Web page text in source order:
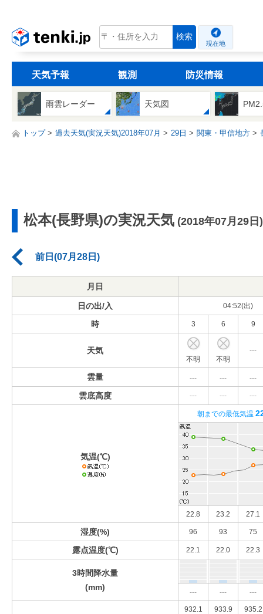
tenki.jp 検索
現在地
天気予報 観測 防災情報
雨雲レーダー 天気図
トップ 過去天気(実況天気)2018年07月 29日 関東・甲信地方
松本(長野県)の実況天気 (2018年07月29日)
前日(07月28日)
月日
日の出/入 04:52(出)
時 3 6 9
天気
不明 不明
---
雲量 --- --- ---
雲底高度 --- --- ---
気温(℃)
朝までの最低気温
22.8 23.2 27.1
湿度(%) 96 93 75
露点温度(℃) 22.1 22.0 22.3
3時間降水量
(mm)
--- --- ---
932.1 933.9 935.2